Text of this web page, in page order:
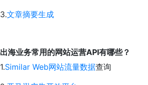
3.文章摘要生成
出海业务常用的网站运营API有哪些？
1.Similar Web网站流量数据查询